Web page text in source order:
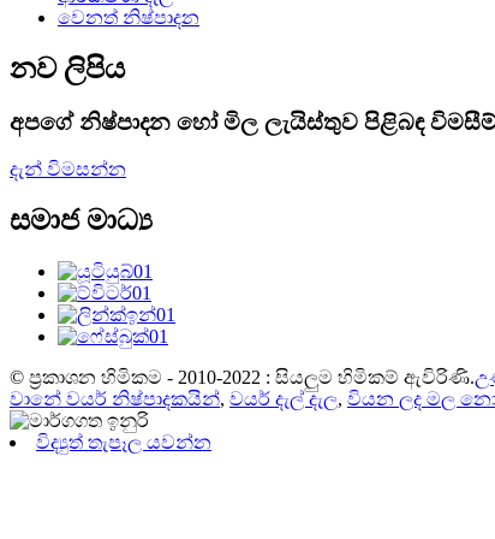
වෙනත් නිෂ්පාදන
නව ලිපිය
අපගේ නිෂ්පාදන හෝ මිල ලැයිස්තුව පිළිබඳ
දැන් විමසන්න
සමාජ මාධ්‍ය
© ප්‍රකාශන හිමිකම - 2010-2022 : සියලුම හිමිකම් ඇවිරිණි.
වානේ වයර් නිෂ්පාදකයින්, වයර් දැල් දැල, වියන ලද මල
විද්‍යුත් තැපෑල යවන්න